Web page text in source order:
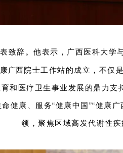
致辞。他表示，广西医科大学
广西院士工作站的成立，不仅
和医疗卫生事业发展的鼎力支
健康、服务“健康中国”“健康
领，聚焦区域高发代谢性疾